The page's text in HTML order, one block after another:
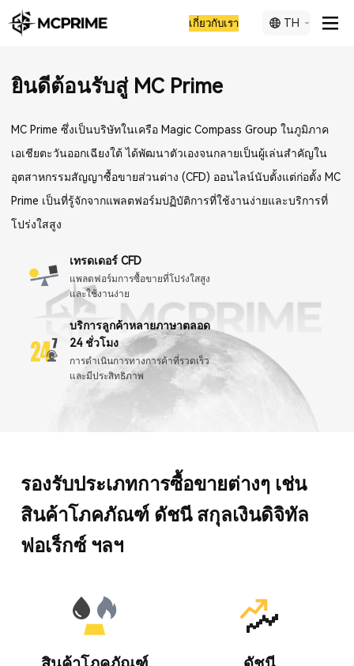
เกี่ยวกับเรา TH
ยินดีต้อนรับสู่ MC Prime
MC Prime ซึ่งเป็นบริษัทในเครือ Magic Compass Group ในภูมิภาค
เอเชียตะวันออกเฉียงใต้ ได้พัฒนาตัวเองจนกลายเป็นผู้เล่นสำคัญใน
อุตสาหกรรมสัญญาซื้อขายส่วนต่าง (CFD) ออนไลน์นับตั้งแต่ก่อตั้ง MC
Prime เป็นที่รู้จักจากแพลตฟอร์มปฏิบัติการที่ใช้งานง่ายและบริการที่
โปร่งใสสูง
เทรดเดอร์ CFD
แพลตฟอร์มการซื้อขายที่โปร่งใสสูง
และใช้งานง่าย
บริการลูกค้าหลายภาษาตลอด
24 ชั่วโมง
การดำเนินการทางการค้าที่รวดเร็ว
และมีประสิทธิภาพ
รองรับประเภทการซื้อขายต่างๆ เช่น
สินค้าโภคภัณฑ์ ดัชนี สกุลเงินดิจิทัล
ฟอเร็กซ์ ฯลฯ